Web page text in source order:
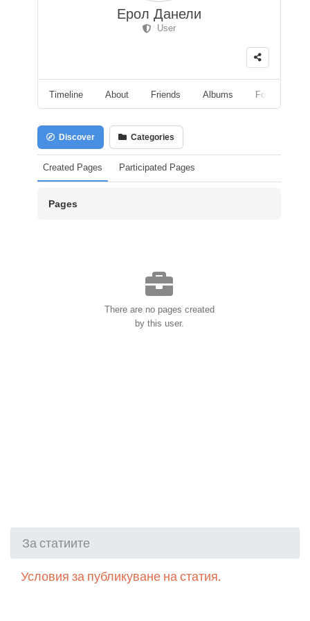
Ерол Данели
User
Timeline About Friends Albums Followers
Discover Categories
Created Pages Participated Pages
Pages
There are no pages created
by this user.
За статиите
Условия за публикуване на статия.